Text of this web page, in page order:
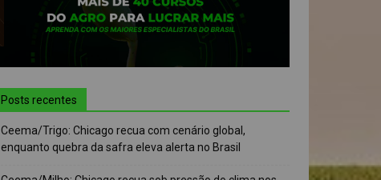
Posts recentes
Ceema/Trigo: Chicago recua com cenário global,
enquanto quebra da safra eleva alerta no Brasil